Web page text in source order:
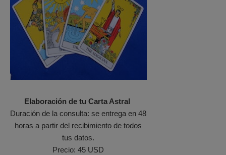
Elaboración de tu Carta Astral
Duración de la consulta: se entrega en 48
horas a partir del recibimiento de todos
tus datos.
Precio: 45 USD